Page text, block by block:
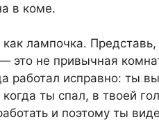
в коме.
лампочка.
это не привычная
работал исправно: ты
ты спал, в твоей
и поэтому ты